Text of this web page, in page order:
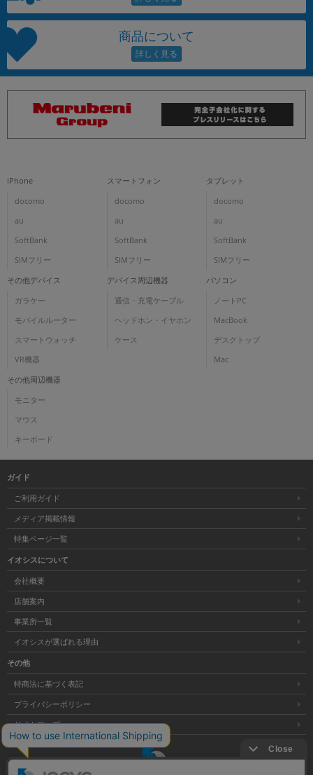
商品について
iPhone
docomo
au
SoftBank
SIMフリー
スマートフォン
docomo
au
SoftBank
SIMフリー
タブレット
docomo
au
SoftBank
SIMフリー
その他デバイス
ガラケー
モバイルルーター
スマートウォッチ
VR機器
デバイス周辺機器
通信・充電ケーブル
ヘッドホン・イヤホン
ケース
パソコン
ノートPC
MacBook
デスクトップ
Mac
その他周辺機器
モニター
マウス
キーボード
ガイド
ご利用ガイド
メディア掲載情報
特集ページ一覧
イオシスについて
会社概要
店舗案内
事業所一覧
イオシスが選ばれる理由
その他
特商法に基づく表記
プライバシーポリシー
サイトマップ